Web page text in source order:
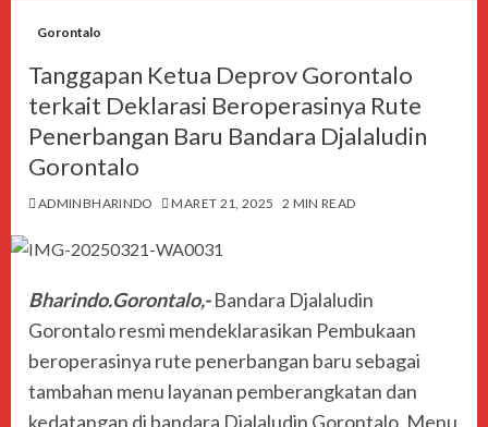
Gorontalo
Tanggapan Ketua Deprov Gorontalo
terkait Deklarasi Beroperasinya Rute
Penerbangan Baru Bandara Djalaludin
Gorontalo
ADMINBHARINDO MARET 21, 2025 2 MIN READ
Bharindo.Gorontalo,-Bandara Djalaludin
Gorontalo resmi mendeklarasikan Pembukaan
beroperasinya rute penerbangan baru sebagai
tambahan menu layanan pemberangkatan dan
kedatangan di bandara Djalaludin Gorontalo. Menu